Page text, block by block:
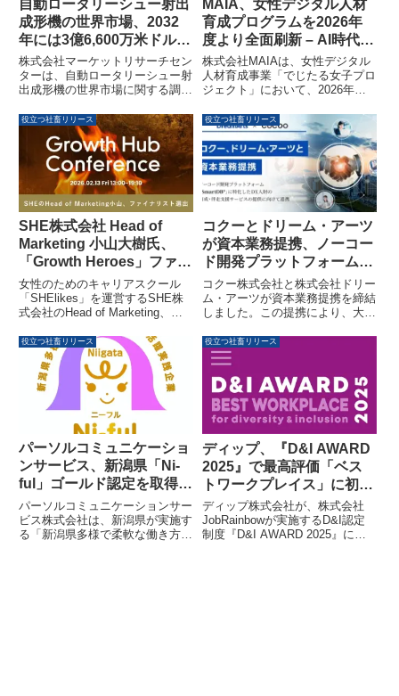
自動ロータリーシュー射出
成形機の世界市場、2032
年には3億6,600万米ドルへ
成長予測
株式会社マーケットリサーチセン
ターは、自動ロータリーシュー射
出成形機の世界市場に関する調査
場は2025年の2億7,500万米ドル
から2032年には3億6,600万米ド
ルへ成長し、年平均成長率
（CAGR）4.3%で推移すると予
測されています。AIとIoTの統
合、多素材対応、持続可能性への
配慮が主要なトレンドとして注目
されています。
MAIA、女性デジタル人材
育成プログラムを2026年
度より全面刷新 – AI時代に
対応した「実務直結型DX
人材」育成へ
株式会社MAIAは、女性デジタル
人材育成事業「でじたる女子プロ
ジェクト」において、2026年度
刷新することを発表しました。AI
の普及と企業のDXニーズの変化
に対応し、「ツールを使える人
材」から「業務を前に進められる
人材」へと育成コンセプトを再定
義し、実務直結型のDX人材育成
を目指します。
役立つ社畜リリース
SHE株式会社 Head of
Marketing 小山大樹氏、
「Growth Heroes」ファイ
ナリストに選出
女性のためのキャリアスクール
「SHElikes」を運営するSHE株
式会社のHead of Marketing、小
門「Growth Heroes」のファイナ
リストに選出されました。国内最
大級のグロース・カンファレンス
「Growth Hub Conference」にて
行われたピッチコンテストでは、
自身の事業成長実績についてプレ
ゼンテーションを行っています。
役立つ社畜リリース
コクーとドリーム・アーツ
が資本業務提携、ノーコー
ド開発プラットフォーム
「SmartDB®」特化型DX
人材育成で企業のDX推進
を支援
コクー株式会社と株式会社ドリー
ム・アーツが資本業務提携を締結
しました。この提携により、大企
ォーム「SmartDB®」に特化した
DX人材の育成と伴走支援サービ
ス「（仮称）スマデビ女子」を提
供し、企業のDX推進と生産性向
上に貢献してまいります。
役立つ社畜リリース
パーソルコミュニケーショ
ンサービス、新潟県「Ni-
ful」ゴールド認定を取得し
働きやすい職場づくりを推
進
パーソルコミュニケーションサー
ビス株式会社は、新潟県が実施す
る「新潟県多様で柔軟な働き方・
役立つ社畜リリース
ディップ、『D&I AWARD
2025』で最高評価「ベス
トワークプレイス」に初認
定
ディップ株式会社が、株式会社
JobRainbowが実施するD&I認定
制度『D&I AWARD 2025』にお